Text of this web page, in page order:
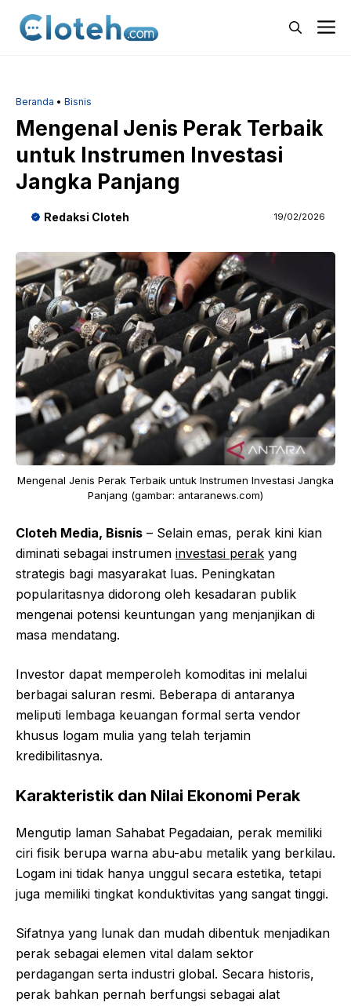
Beranda • Bisnis
Mengenal Jenis Perak Terbaik
untuk Instrumen Investasi
Jangka Panjang
Redaksi Cloteh 19/02/2026
Mengenal Jenis Perak Terbaik untuk Instrumen Investasi Jangka
Panjang (gambar: antaranews.com)
Cloteh Media, Bisnis – Selain emas, perak kini kian
diminati sebagai instrumen investasi perak yang
strategis bagi masyarakat luas. Peningkatan
popularitasnya didorong oleh kesadaran publik
mengenai potensi keuntungan yang menjanjikan di
masa mendatang.
Investor dapat memperoleh komoditas ini melalui
berbagai saluran resmi. Beberapa di antaranya
meliputi lembaga keuangan formal serta vendor
khusus logam mulia yang telah terjamin
kredibilitasnya.
Karakteristik dan Nilai Ekonomi Perak
Mengutip laman Sahabat Pegadaian, perak memiliki
ciri fisik berupa warna abu-abu metalik yang berkilau.
Logam ini tidak hanya unggul secara estetika, tetapi
juga memiliki tingkat konduktivitas yang sangat tinggi.
Sifatnya yang lunak dan mudah dibentuk menjadikan
perak sebagai elemen vital dalam sektor
perdagangan serta industri global. Secara historis,
perak bahkan pernah berfungsi sebagai alat